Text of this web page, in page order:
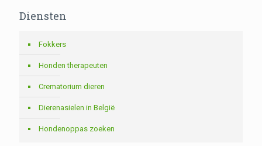
Diensten
Fokkers
Honden therapeuten
Crematorium dieren
Dierenasielen in België
Hondenoppas zoeken